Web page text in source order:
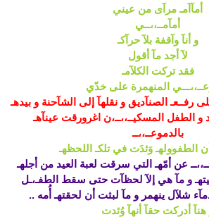
أمآآمـ مرآى من عيني
أمآمــ،،ــي
و أنآ وآقفة بلآ حرآكـ
لآ أجد مآ أقول
فقد تركت الكلآمـ
المنهمرة على خدّي
رفــعـ الصنآديق و نقلهآ إلى الشآحنة و بيدهـ
المسكيــ،،ــ،ن اغرورقت عينآهـ
بالدموعــ،،ــ
الطفوولهـ وَئدَت في تلكـ اللحظهـ
عن أمّهـ التي سرقت لعبة العيد من أجلهـ
و مآ هي إلآ لحظآت حتى سقط الطفـ،ـل
شلآل ينهمر و مآ لبثت أن لحقتهـ أُمه ..
هنآ أدركت حقآ أنهآ وُئدت